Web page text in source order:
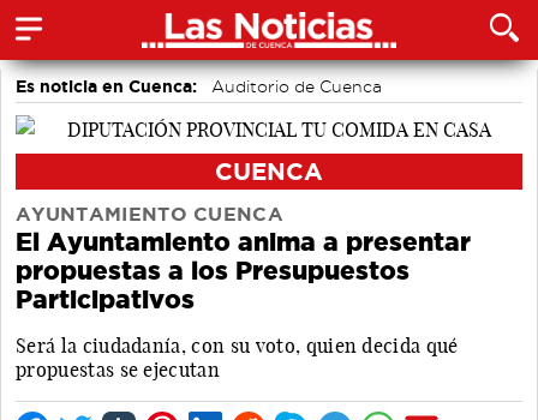
Es noticia en Cuenca: Auditorio de Cuenca
CUENCA
AYUNTAMIENTO CUENCA
El Ayuntamiento anima a presentar
propuestas a los Presupuestos
Participativos
Será la ciudadanía, con su voto, quien decida qué
propuestas se ejecutan